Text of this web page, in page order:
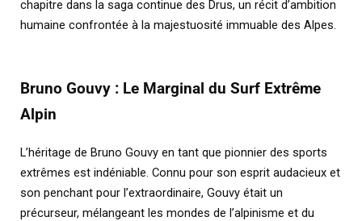
chapitre dans la saga continue des Drus, un récit d’ambition
humaine confrontée à la majestuosité immuable des Alpes.
Bruno Gouvy : Le Marginal du Surf Extrême
Alpin
L’héritage de Bruno Gouvy en tant que pionnier des sports
extrêmes est indéniable. Connu pour son esprit audacieux et
son penchant pour l’extraordinaire, Gouvy était un
précurseur, mélangeant les mondes de l’alpinisme et du